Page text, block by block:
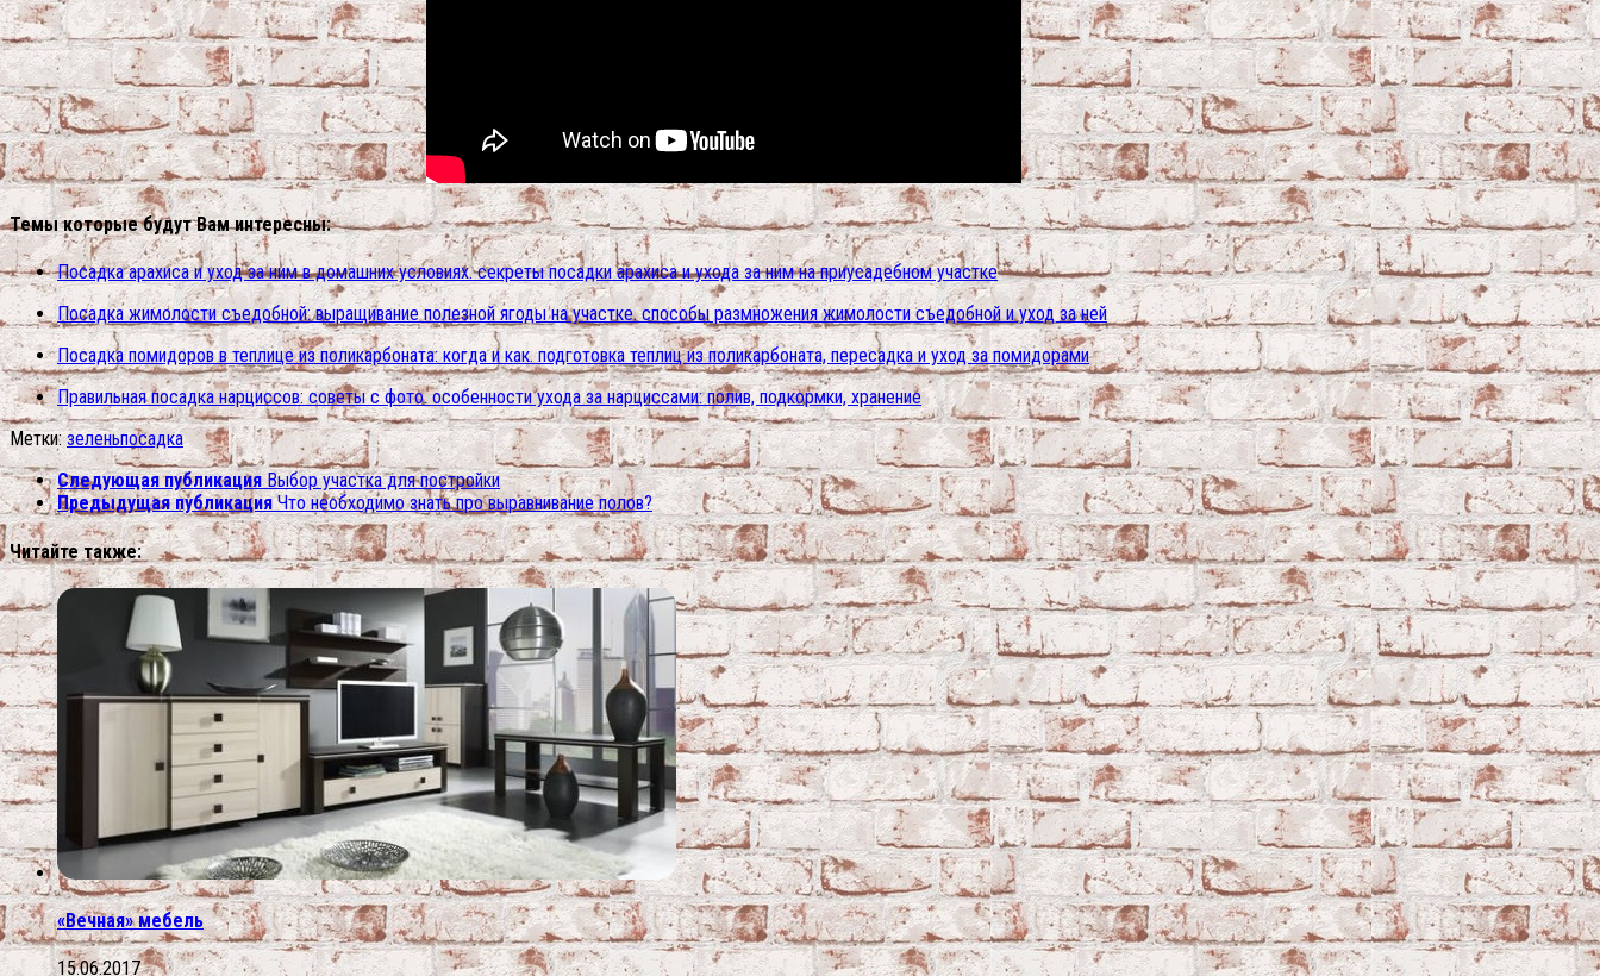
Темы которые будут Вам интересны:
Посадка арахиса и уход за ним в домашних условиях. секреты посадки арахиса и ухода за ним на приусадебном участке
Посадка жимолости съедобной: выращивание полезной ягоды на участке. способы размножения жимолости съедобной и уход за ней
Посадка помидоров в теплице из поликарбоната: когда и как. подготовка теплиц из поликарбоната, пересадка и уход за помидорами
Правильная посадка нарциссов: советы с фото. особенности ухода за нарциссами: полив, подкормки, хранение
Метки: зеленьпосадка
Следующая публикация Выбор участка для постройки
Предыдущая публикация Что необходимо знать про выравнивание полов?
Читайте также:
«Вечная» мебель
15.06.2017